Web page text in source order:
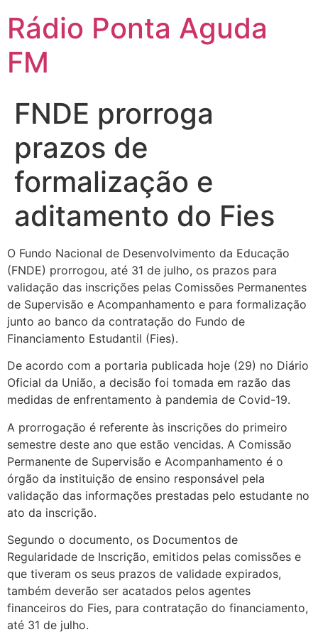
para
conteúdo
Rádio Ponta Aguda
FM
FNDE prorroga
prazos de
formalização e
aditamento do Fies
O Fundo Nacional de Desenvolvimento da Educação
(FNDE) prorrogou, até 31 de julho, os prazos para
validação das inscrições pelas Comissões Permanentes
de Supervisão e Acompanhamento e para formalização
junto ao banco da contratação do Fundo de
Financiamento Estudantil (Fies).
De acordo com a portaria publicada hoje (29) no Diário
Oficial da União, a decisão foi tomada em razão das
medidas de enfrentamento à pandemia de Covid-19.
A prorrogação é referente às inscrições do primeiro
semestre deste ano que estão vencidas. A Comissão
Permanente de Supervisão e Acompanhamento é o
órgão da instituição de ensino responsável pela
validação das informações prestadas pelo estudante no
ato da inscrição.
Segundo o documento, os Documentos de
Regularidade de Inscrição, emitidos pelas comissões e
que tiveram os seus prazos de validade expirados,
também deverão ser acatados pelos agentes
financeiros do Fies, para contratação do financiamento,
até 31 de julho.